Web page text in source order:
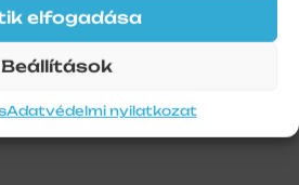
elfogadása
Beállítások
Adatvédelmi nyilatkozat